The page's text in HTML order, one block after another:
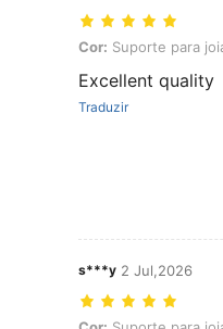
Cor: Suporte para joias
Cor: Suporte para
Excellent quality
Traduzir
s***y 2 Jul,2026